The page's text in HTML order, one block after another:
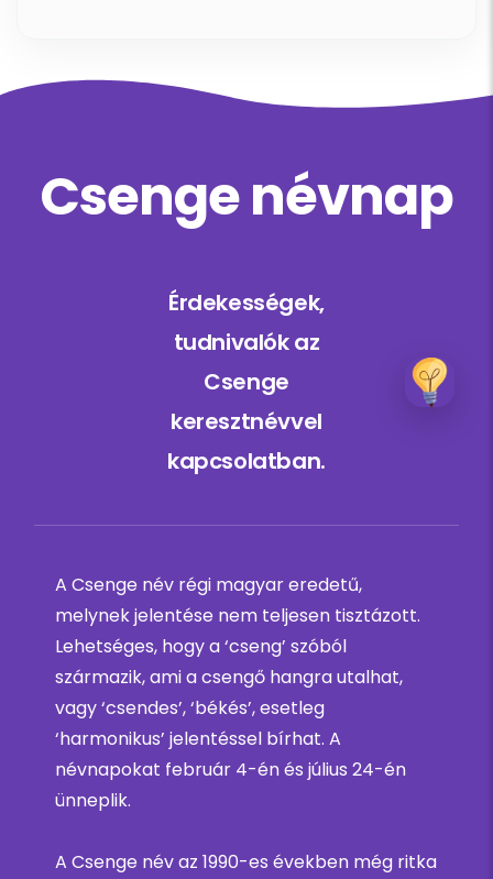
Csenge névnap
Érdekességek,
tudnivalók az
Csenge
keresztnévvel
kapcsolatban.
A Csenge név régi magyar eredetű,
melynek jelentése nem teljesen tisztázott.
Lehetséges, hogy a ‘cseng’ szóból
származik, ami a csengő hangra utalhat,
vagy ‘csendes’, ‘békés’, esetleg
‘harmonikus’ jelentéssel bírhat. A
névnapokat február 4-én és július 24-én
ünneplik.
A Csenge név az 1990-es években még ritka